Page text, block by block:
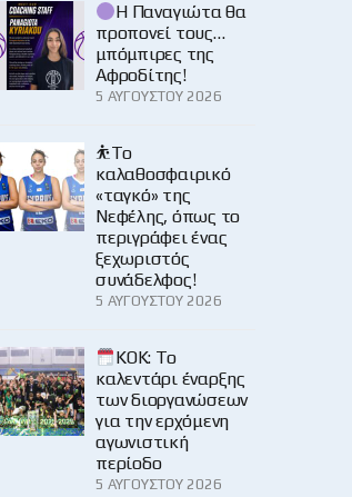
Η Παναγιώτα θα
προπονεί τους…
μπόμπιρες της
Αφροδίτης!
5 ΑΥΓΟΎΣΤΟΥ 2026
⛹️‍Το
καλαθοσφαιρικό
«ταγκό» της
Νεφέλης, όπως το
περιγράφει ένας
ξεχωριστός
συνάδελφος!
5 ΑΥΓΟΎΣΤΟΥ 2026
KOK: Το
καλεντάρι έναρξης
των διοργανώσεων
για την ερχόμενη
αγωνιστική
περίοδο
5 ΑΥΓΟΎΣΤΟΥ 2026